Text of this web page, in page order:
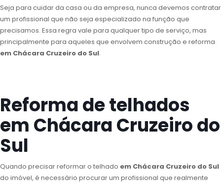
Seja para cuidar da casa ou da empresa, nunca devemos contratar
um profissional que não seja especializado na função que
precisamos. Essa regra vale para qualquer tipo de serviço, mas
principalmente para aqueles que envolvem construção e reforma
em Chácara Cruzeiro do Sul.
Reforma de telhados
em Chácara Cruzeiro do
Sul
Quando precisar reformar o telhado em Chácara Cruzeiro do Sul
do imóvel, é necessário procurar um profissional que realmente